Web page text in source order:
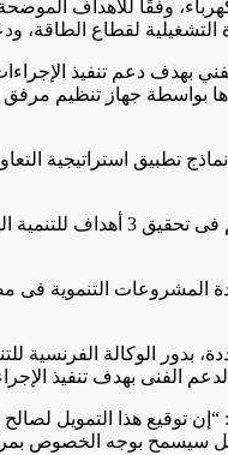
التشغيلية لقطاع الطاقة،
بهدف دعم تنفيذ
بواسطة جهاز تنظيم
تطبيق استراتيجية
وأشارت الدكتورة
بدور الوكالة
الفنى بهدف تنفيذ
توقيع هذا التمويل
سيسمح بوجه الخصوص